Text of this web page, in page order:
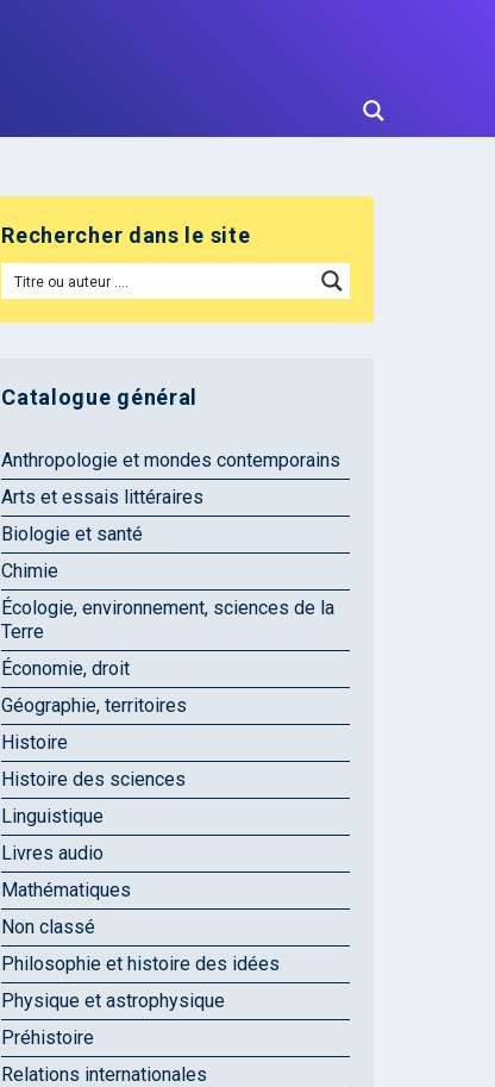
Rechercher dans le site
Catalogue général
Anthropologie et mondes contemporains
Arts et essais littéraires
Biologie et santé
Chimie
Écologie, environnement, sciences de la
Terre
Économie, droit
Géographie, territoires
Histoire
Histoire des sciences
Linguistique
Livres audio
Mathématiques
Non classé
Philosophie et histoire des idées
Physique et astrophysique
Préhistoire
Relations internationales